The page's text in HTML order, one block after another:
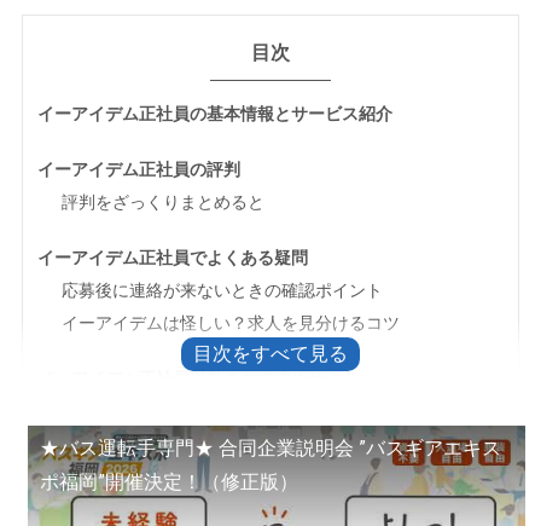
目次
イーアイデム正社員の基本情報とサービス紹介
イーアイデム正社員の評判
評判をざっくりまとめると
イーアイデム正社員でよくある疑問
応募後に連絡が来ないときの確認ポイント
イーアイデムは怪しい？求人を見分けるコツ
fromAnavi
ジモティー
スタンバイ
★バス運転手専門★ 合同企業説明会 ”バスギアエキス
ポ福岡”開催決定！（修正版）